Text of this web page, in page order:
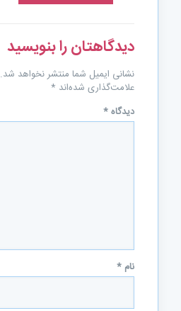
دیدگاهتان را بنویسید
نشانی ایمیل شما منتشر نخواهد شد.
علامت‌گذاری شده‌اند *
دیدگاه*
نام*